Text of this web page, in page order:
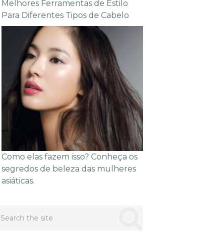
Melhores Ferramentas de Estilo
Para Diferentes Tipos de Cabelo
Como elas fazem isso? Conheça os
segredos de beleza das mulheres
asiáticas.